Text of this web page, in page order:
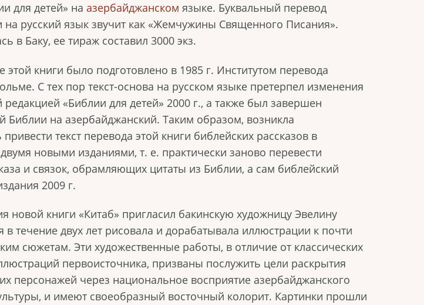
для детей» на азербайджанском языке. Буквальный перевод
на русский язык звучит как «Жемчужины Священного Писания».
в Баку, ее тираж составил 3000 экз.
этой книги было подготовлено в 1985 г. Институтом перевода
С тех пор текст-основа на русском языке претерпел изменения
редакцией «Библии для детей» 2000 г., а также был завершен
Библии на азербайджанский. Таким образом, возникла
текст перевода этой книги библейских рассказов в
двумя новыми изданиями, т. е. практически заново перевести
и связок, обрамляющих цитаты из Библии, а сам библейский
2009 г.
новой книги «Китаб» пригласил бакинскую художницу Эвелину
в течение двух лет рисовала и дорабатывала иллюстрации к почти
сюжетам. Эти художественные работы, в отличие от классических
первоисточника, призваны послужить цели раскрытия
персонажей через национальное восприятие азербайджанского
и имеют своеобразный восточный колорит. Картинки прошли